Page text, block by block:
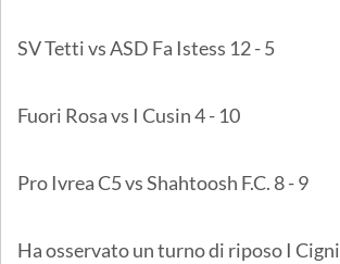
SV Tetti vs ASD Fa Istess 12 - 5
Fuori Rosa vs I Cusin 4 - 10
Pro Ivrea C5 vs Shahtoosh F.C. 8 - 9
Ha osservato un turno di riposo I Cigni